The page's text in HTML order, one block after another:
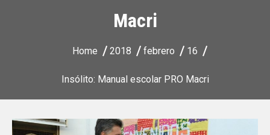
Macri
Home 2018 febrero 16
Insólito: Manual escolar PRO Macri